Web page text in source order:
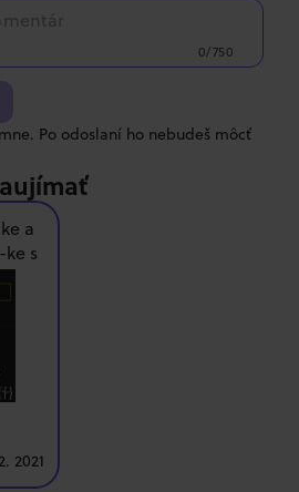
0/750
Po odoslaní ho nebudeš môcť
a
s
2021